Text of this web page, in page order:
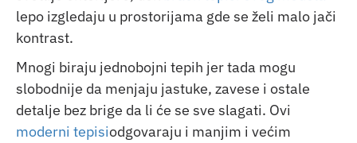
lepo izgledaju u prostorijama gde se želi malo jači
kontrast.
Mnogi biraju jednobojni tepih jer tada mogu
slobodnije da menjaju jastuke, zavese i ostale
detalje bez brige da li će se sve slagati. Ovi
moderni tepisiodgovaraju i manjim i većim